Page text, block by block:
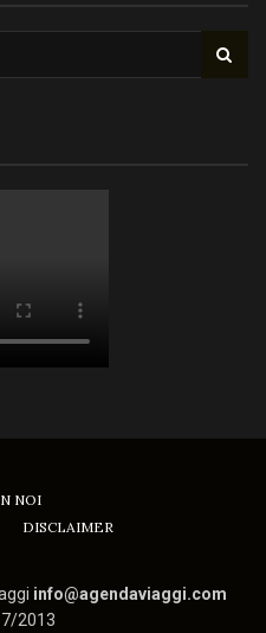
NOI
DISCLAIMER
info@agendaviaggi.com
2013